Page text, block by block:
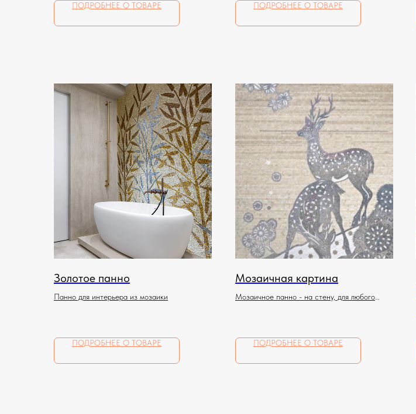
ПОДРОБНЕЕ О ТОВАРЕ
ПОДРОБНЕЕ О ТОВАРЕ
Золотое панно
Панно для интерьера из мозаики
ПОДРОБНЕЕ О ТОВАРЕ
Мозаичная картина
Мозаичное панно - на стену, для любого
ПОДРОБНЕЕ О ТОВАРЕ